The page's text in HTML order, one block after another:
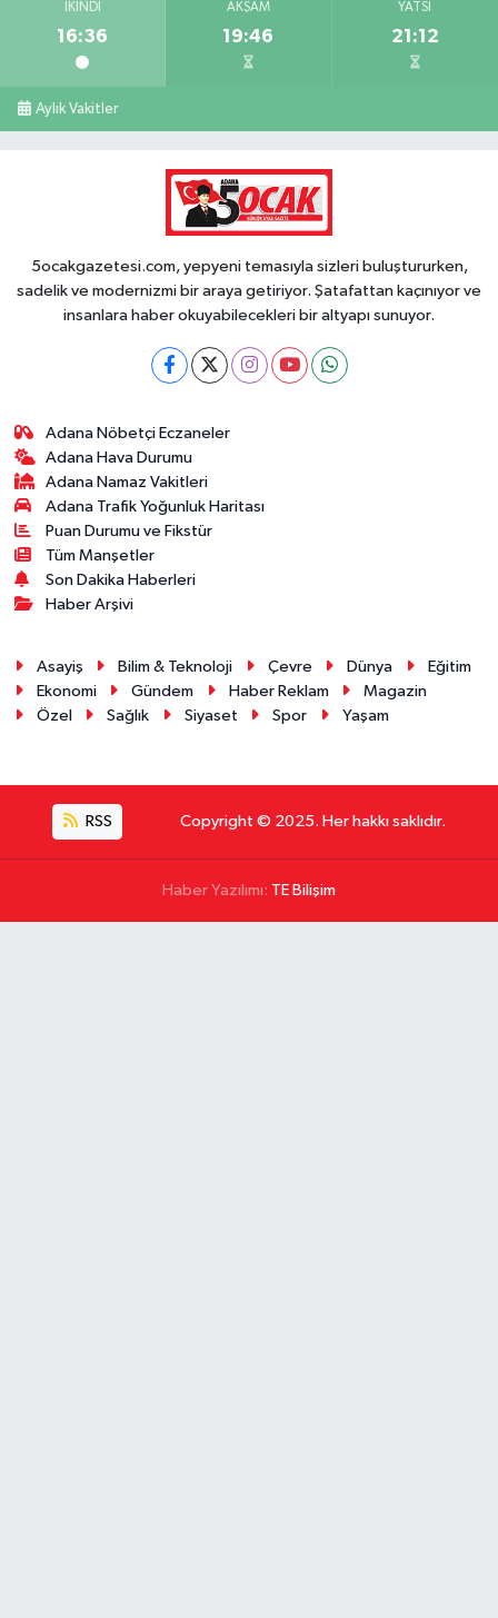
İKINDI
16:36
AKŞAM
19:46
YATSI
21:12
Aylık Vakitler
5ocakgazetesi.com, yepyeni temasıyla sizleri buluştururken,
sadelik ve modernizmi bir araya getiriyor. Şatafattan kaçınıyor ve
insanlara haber okuyabilecekleri bir altyapı sunuyor.
Adana Nöbetçi Eczaneler
Adana Hava Durumu
Adana Namaz Vakitleri
Adana Trafik Yoğunluk Haritası
Puan Durumu ve Fikstür
Tüm Manşetler
Son Dakika Haberleri
Haber Arşivi
Asayiş Bilim & Teknoloji Çevre Dünya
Eğitim
Ekonomi
Gündem Haber Reklam
Magazin
Özel
Sağlık Siyaset Spor Yaşam
RSS Copyright © 2025. Her hakkı saklıdır.
Haber Yazılımı: TE Bilişim